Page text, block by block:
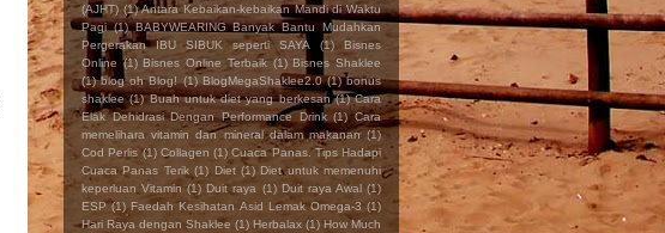
(AJHT) (1) Antara Kebaikan-kebaikan Mandi di Waktu
Pagi (1) BABYWEARING Banyak Bantu Mudahkan
Pergerakan IBU SIBUK seperti SAYA
(1)
Bisnes
Online (1) Bisnes Online Terbaik (1) Bisnes Shaklee
(1) blog oh Blog! (1) BlogMegaShaklee2.0 (1) bonus
shaklee (1) Buah untuk diet yang berkesan (1) Cara
Elak Dehidrasi Dengan Performance Drink (1) Cara
memelihara vitamin dan mineral dalam makanan (1)
Cod Perlis (1) Collagen (1) Cuaca Panas. Tips Hadapi
Cuaca Panas Terik (1) Diet (1) Diet untuk memenuhi
keperluan Vitamin (1) Duit raya (1) Duit raya Awal (1)
ESP (1) Faedah Kesihatan Asid Lemak Omega-3 (1)
Hari Raya dengan Shaklee (1) Herbalax (1) How Much